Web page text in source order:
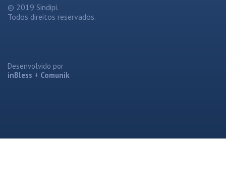
© 2019 Sindipi.
Todos direitos reservados.
Desenvolvido por
inBless + Comunik